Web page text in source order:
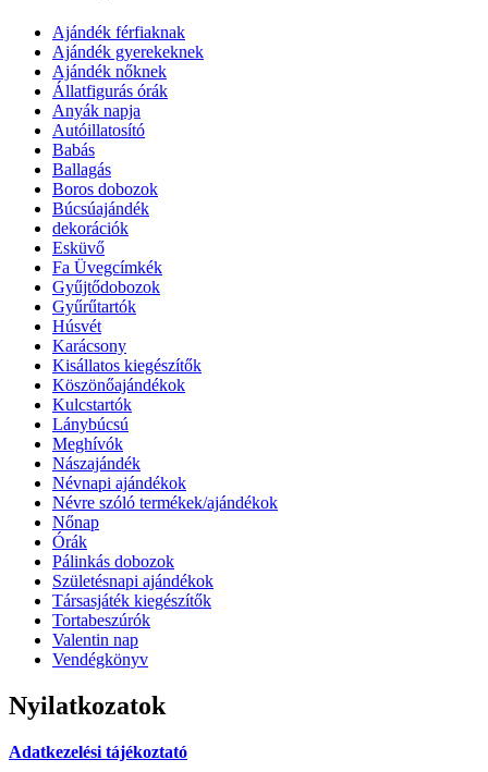
Ajándék férfiaknak
Ajándék gyerekeknek
Ajándék nőknek
Állatfigurás órák
Anyák napja
Autóillatosító
Babás
Ballagás
Boros dobozok
Búcsúajándék
dekorációk
Esküvő
Fa Üvegcímkék
Gyűjtődobozok
Gyűrűtartók
Húsvét
Karácsony
Kisállatos kiegészítők
Köszönőajándékok
Kulcstartók
Lánybúcsú
Meghívók
Nászajándék
Névnapi ajándékok
Névre szóló termékek/ajándékok
Nőnap
Órák
Pálinkás dobozok
Születésnapi ajándékok
Társasjáték kiegészítők
Tortabeszúrók
Valentin nap
Vendégkönyv
Nyilatkozatok
Adatkezelési tájékoztató